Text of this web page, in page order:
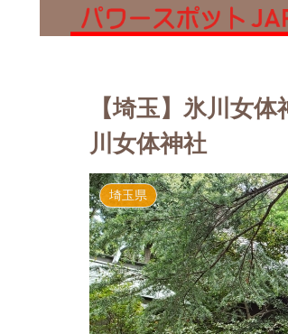
【埼玉】氷川女
川女体神社
埼玉県